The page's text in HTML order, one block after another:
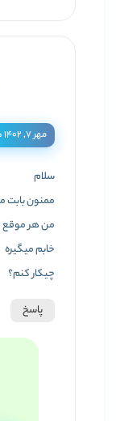
مهر ۷, ۱۴۰۲ در ۱۰:۳۰
سلام
ممنون بابت
من هر موقع
خابم میگیره
چیکار کنم؟
پاسخ